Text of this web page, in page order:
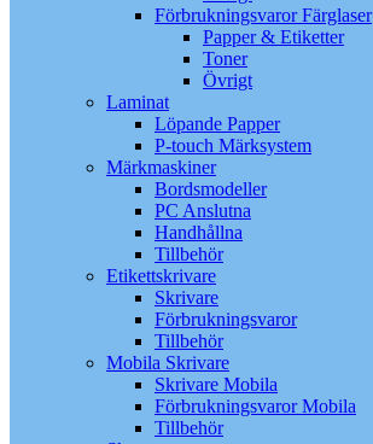
Förbrukningsvaror Färglaser
Papper & Etiketter
Toner
Övrigt
Laminat
Löpande Papper
P-touch Märksystem
Märkmaskiner
Bordsmodeller
PC Anslutna
Handhållna
Tillbehör
Etikettskrivare
Skrivare
Förbrukningsvaror
Tillbehör
Mobila Skrivare
Skrivare Mobila
Förbrukningsvaror Mobila
Tillbehör